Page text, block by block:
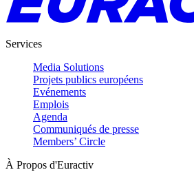
Services
Media Solutions
Projets publics européens
Evénements
Emplois
Agenda
Communiqués de presse
Members’ Circle
À Propos d'Euractiv